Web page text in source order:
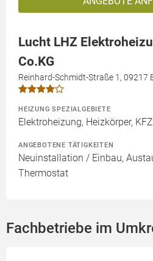
Lucht LHZ
Co.KG
Reinhard-Schmidt-Straße 1, 09217
HEIZUNG SPEZIALGEBIETE
Elektroheizung, Heizkörper,
ANGEBOTENE TÄTIGKEITEN
Neuinstallation / Einbau,
Thermostat
Fachbetriebe im